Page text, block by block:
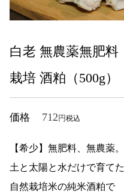
白老 無農薬無肥料
栽培 酒粕（500g）
価格 712 税込
【希少】無肥料、無農薬。
土と太陽と水だけで育てた
自然栽培米の純米酒粕で